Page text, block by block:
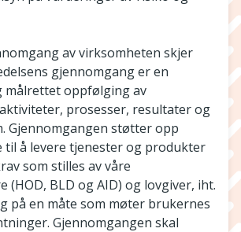
av virksomheten skjer
gjennomgang er en
målrettet oppfølging av
prosesser, resultater og
Gjennomgangen støtter opp
til å levere tjenester og produkter
som stilles av våre
(HOD, BLD og AID) og lovgiver, iht.
på en måte som møter brukernes
Gjennomgangen skal